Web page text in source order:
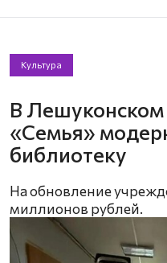
Культура
В Лешуконском
«Семья»
библиотеку
На обновление
миллионов рублей.